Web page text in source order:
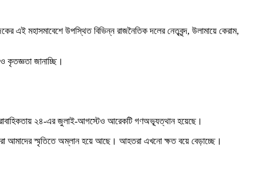
এই মহাসমাবেশে উপস্থিত বিভিন্ন রাজনৈতিক দলের নেতৃবৃন্দ, উলামায়ে কেরাম,
কৃতজ্ঞতা জানাচ্ছি।
২৪-এর জুলাই-আগস্টেও আরেকটি গণঅভ্যূত্থান হয়েছে।
আমাদের স্মৃতিতে অম্লান হয়ে আছে। আহতরা এখনো ক্ষত বয়ে বেড়াচ্ছে।